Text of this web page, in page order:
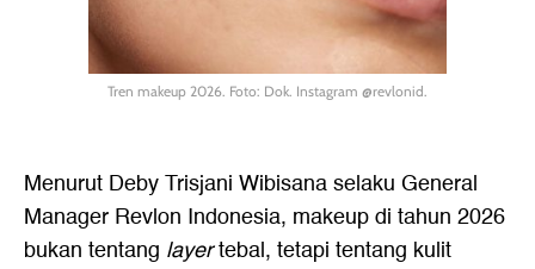
Tren makeup 2026. Foto: Dok. Instagram @revlonid.
Menurut Deby Trisjani Wibisana selaku General
Manager Revlon Indonesia, makeup di tahun 2026
bukan tentang layertebal, tetapi tentang kulit